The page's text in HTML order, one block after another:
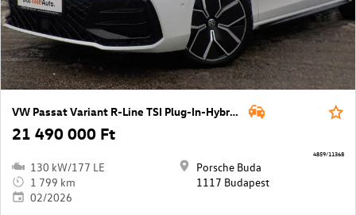
VW Passat Variant R-Line TSI Plug-In-Hybrid
21 490 000 Ft
130 kW/177 LE
1 799 km
02/2026
Porsche Buda
1117 Budapest
4859/11368